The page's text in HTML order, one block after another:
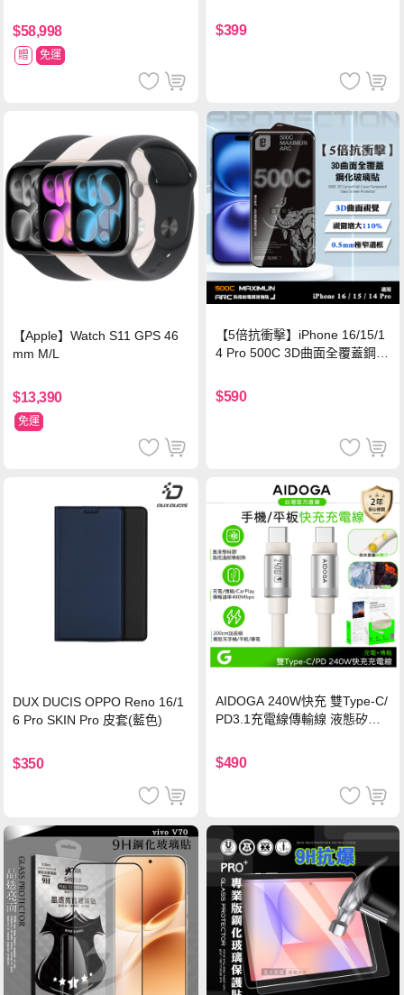
$58,998
贈 免運
$399
【Apple】Watch S11 GPS 46
mm M/L
$13,390
免運
【5倍抗衝擊】iPhone 16/15/1
4 Pro 500C 3D曲面全覆蓋鋼化
保護貼
$590
DUX DUCIS OPPO Reno 16/1
6 Pro SKIN Pro 皮套(藍色)
$350
AIDOGA 240W快充 雙Type-C/
PD3.1充電線傳輸線 液態矽膠
機/平板/筆電
$490